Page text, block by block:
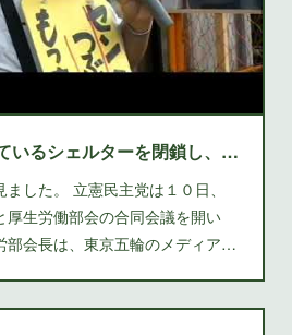
コロナ感染者の出ているシェルターを閉鎖し、市営住宅の空き部屋１７７室を開放せよ 閉鎖している医療センターをコロナ対策の病院とせよ
した。 立憲民主党は１０日、
厚生労働部会の合同会議を開い
部会長は、東京五輪のメディア…